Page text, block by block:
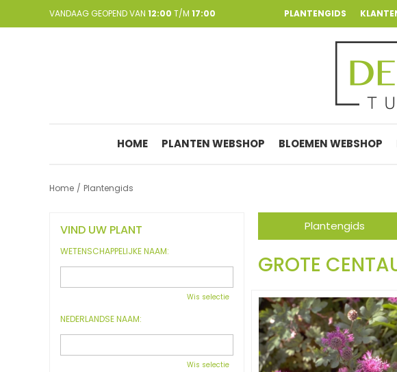
Home Plantengids
VANDAAG GEOPEND VAN 12:00 T/M 17:00 PLANTENGIDS
HOME PLANTEN WEBSHOP BLOEMEN WEBSHOP
Plantengids
GROTE
VIND UW PLANT
WETENSCHAPPELIJKE NAAM:
Wis selectie
NEDERLANDSE NAAM:
Wis selectie